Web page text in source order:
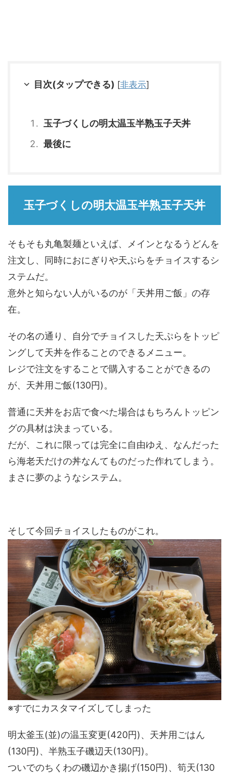
目次(タップできる) [非表示]
玉子づくしの明太温玉半熟玉子天丼
最後に
玉子づくしの明太温玉半熟玉子天丼
そもそも丸亀製麺といえば、メインとなるうどんを
注文し、同時におにぎりや天ぷらをチョイスするシ
ステムだ。
意外と知らない人がいるのが「天丼用ご飯」の存
在。
その名の通り、自分でチョイスした天ぷらをトッピ
ングして天丼を作ることのできるメニュー。
レジで注文をすることで購入することができるの
が、天丼用ご飯(130円)。
普通に天丼をお店で食べた場合はもちろんトッピン
グの具材は決まっている。
だが、これに限っては完全に自由ゆえ、なんだった
ら海老天だけの丼なんてものだった作れてしまう。
まさに夢のようなシステム。
そして今回チョイスしたものがこれ。
※すでにカスタマイズしてしまった
明太釜玉(並)の温玉変更(420円)、天丼用ごはん
(130円)、半熟玉子磯辺天(130円)。
ついでのちくわの磯辺かき揚げ(150円)、筍天(130